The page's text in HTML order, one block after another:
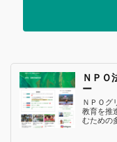
ＮＰＯ
ー
ＮＰＯグ
教育を推
むための